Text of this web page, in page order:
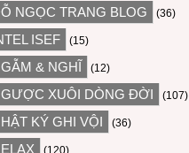
NGỌC TRANG BLOG (36)
ISEF (15)
& NGHĨ (12)
XUÔI DÒNG ĐỜI (107)
KÝ GHI VỘI (36)
(120)